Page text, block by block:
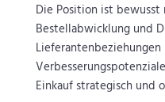
Die Position ist bewusst
Bestellabwicklung und
Einkauf strategisch